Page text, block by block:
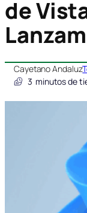
de
Cayetano Andaluz
3 minutos de